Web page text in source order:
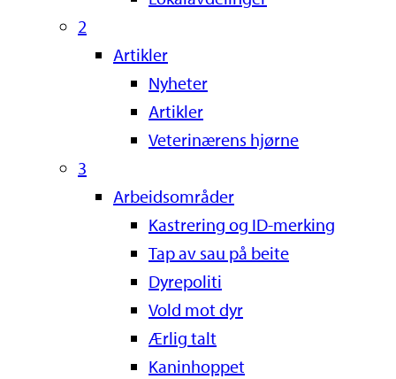
2
Artikler
Nyheter
Artikler
Veterinærens hjørne
3
Arbeidsområder
Kastrering og ID-merking
Tap av sau på beite
Dyrepoliti
Vold mot dyr
Ærlig talt
Kaninhoppet